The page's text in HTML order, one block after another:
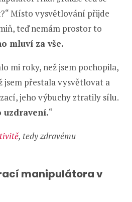
Místo vysvětlování přijde
teď nemám prostor to
mluví za vše.
mi roky, než jsem pochopila,
jsem přestala vysvětlovat a
jeho výbuchy ztratily sílu.
uzdravení.“
, tedy zdravému
manipulátora v